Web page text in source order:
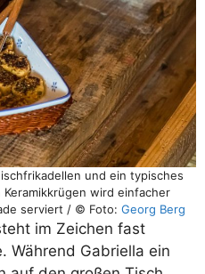
und ein typisches
wird einfacher
serviert / © Foto: Georg Berg
im Zeichen fast
Während Gabriella ein